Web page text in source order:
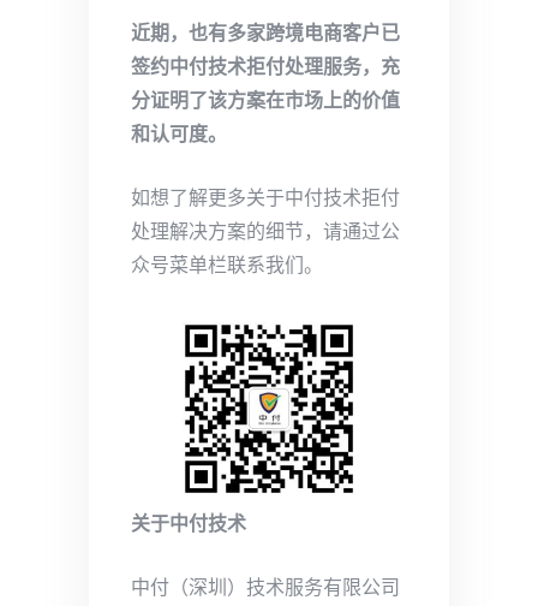
近期，也有多家跨境电商客户已
签约中付技术拒付处理服务，充
分证明了该方案在市场上的价值
和认可度。
如想了解更多关于中付技术拒付
处理解决方案的细节，请通过公
众号菜单栏联系我们。
关于中付技术
中付（深圳）技术服务有限公司